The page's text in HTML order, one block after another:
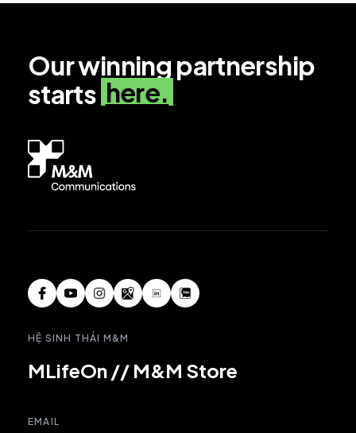
Our winning partnership
starts here.
HỆ SINH THÁI M&M
MLifeOn // M&M Store
EMAIL